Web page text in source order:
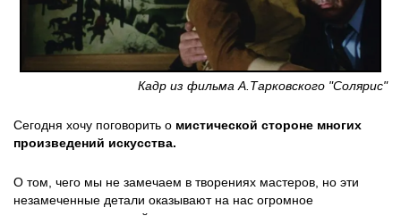
Кадр из фильма А.Тарковского "Солярис"
Сегодня хочу поговорить о мистической стороне многих
произведений искусства.
О том, чего мы не замечаем в творениях мастеров, но эти
незамеченные детали оказывают на нас огромное